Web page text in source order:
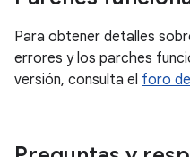
Para obtener detalles
errores y los parches
versión, consulta el foro